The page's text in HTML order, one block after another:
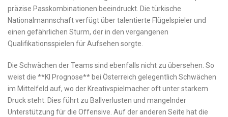
präzise Passkombinationen beeindruckt. Die türkische
Nationalmannschaft verfügt über talentierte Flügelspieler und
einen gefährlichen Sturm, der in​ den vergangenen
Qualifikationsspielen für Aufsehen sorgte.
Die Schwächen der Teams​ sind ebenfalls nicht zu übersehen. So
weist‍ die **KI Prognose** bei Österreich gelegentlich Schwächen
im Mittelfeld auf, wo der Kreativspielmacher oft unter starkem‌
Druck steht. Dies führt zu Ballverlusten und mangelnder
Unterstützung für die Offensive. Auf der anderen Seite hat die